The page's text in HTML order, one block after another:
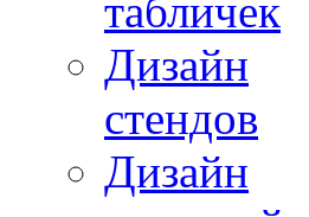
табличек
Дизайн
стендов
Дизайн